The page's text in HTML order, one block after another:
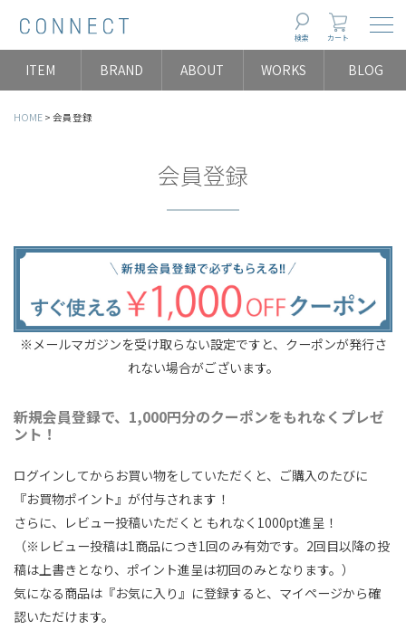
検索 カート
ITEM BRAND ABOUT WORKS BLOG
HOME 会員登録
会員登録
※メールマガジンを受け取らない設定ですと、クーポンが発行さ
れない場合がございます。
新規会員登録で、1,000円分のクーポンをもれなくプレゼ
ント！
ログインしてからお買い物をしていただくと、ご購入のたびに
『お買物ポイント』が付与されます！
さらに、レビュー投稿いただくと もれなく1000pt進呈！
（※レビュー投稿は1商品につき1回のみ有効です。2回目以降の投
稿は上書きとなり、ポイント進呈は初回のみとなります。）
気になる商品は『お気に入り』に登録すると、マイページから確
認いただけます。